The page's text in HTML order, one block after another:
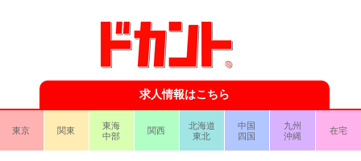
求人情報はこちら
東京 関東
東海
中部
関西
北海道
東北
中国
四国
九州
沖縄
在宅